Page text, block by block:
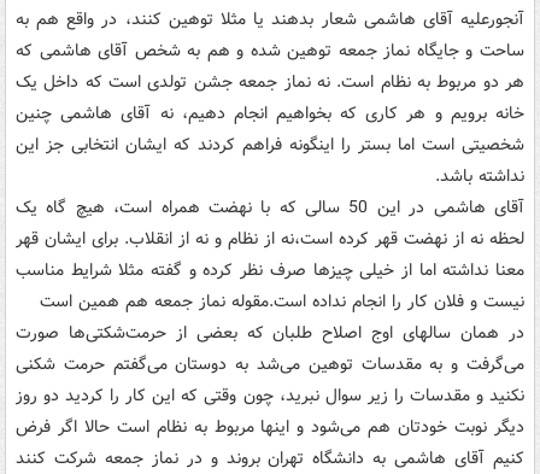
آنجورعلیه آقای هاشمی شعار بدهند یا مثلا توهین کنند، در واقع هم به
ساحت و جایگاه نماز جمعه توهین شده و هم به شخص آقای هاشمی که
هر دو مربوط به نظام است. نه نماز جمعه جشن تولدی است که داخل یک
خانه برویم و هر کاری که بخواهیم انجام دهیم، نه آقای هاشمی چنین
شخصیتی است اما بستر را اینگونه فراهم کردند که ایشان انتخابی جز این
نداشته باشد.
آقای هاشمی در این 50 سالی که با نهضت همراه است، هیچ گاه یک
لحظه نه از نهضت قهر کرده است،‌نه از نظام و نه از انقلاب. برای ایشان قهر
معنا نداشته اما از خیلی چیزها صرف نظر کرده و گفته مثلا شرایط مناسب
نیست و فلان کار را انجام نداده است.مقوله نماز جمعه هم همین است
در همان سالهای اوج اصلاح طلبان که بعضی از حرمت‌شکتی‌ها صورت
می‌گرفت و به مقدسات توهین می‌شد به دوستان می‌گفتم حرمت شکنی
نکنید و مقدسات را زیر سوال نبرید، چون وقتی که این کار را کردید دو روز
دیگر نوبت خودتان هم می‌شود و اینها مربوط به نظام است حالا اگر فرض
کنیم آقای هاشمی به دانشگاه تهران بروند و در نماز جمعه شرکت کنند